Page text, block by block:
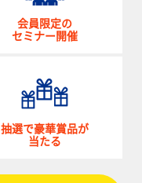
会員限定の
セミナー開催
抽選で豪華賞品が
当たる